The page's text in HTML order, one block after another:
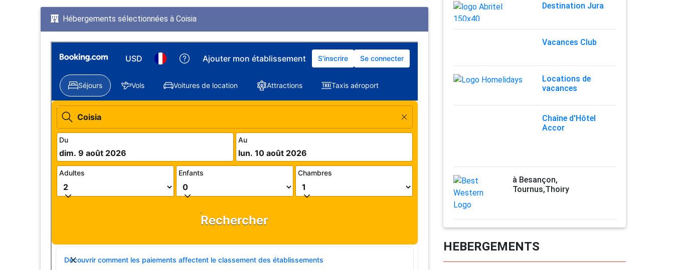
Hébergements sélectionnées à Coisia
Destination Jura
Vacances Club
Locations de
vacances
Chaîne d'Hôtel
Accor
à Besançon,
Tournus,Thoiry
HEBERGEMENTS